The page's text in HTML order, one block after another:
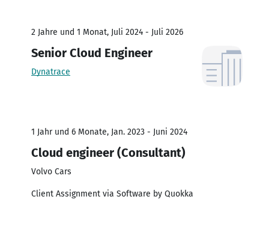
2 Jahre und 1 Monat, Juli 2024 - Juli 2026
Senior Cloud Engineer
Dynatrace
1 Jahr und 6 Monate, Jan. 2023 - Juni 2024
Cloud engineer (Consultant)
Volvo Cars
Client Assignment via Software by Quokka